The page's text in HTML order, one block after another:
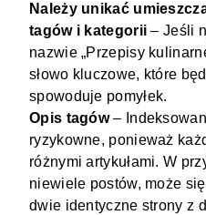
Należy unikać
tagów i kategorii – Jeśli
nazwie „Przepisy
słowo kluczowe, które
spowoduje pomyłek.
Opis tagów–
ryzykowne, ponieważ
różnymi artykułami. W
niewiele postów, może
dwie identyczne strony z